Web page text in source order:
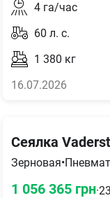
4 га/час
60 л. с.
1 380 кг
16.07.2026
Сеялка
Зерновая•
1 056 365 грн·